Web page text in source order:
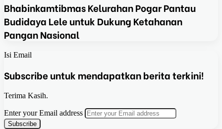
Bhabinkamtibmas Kelurahan Pogar Pantau
Budidaya Lele untuk Dukung Ketahanan
Pangan Nasional
Isi Email
Subscribe untuk mendapatkan berita terkini!
Terima Kasih.
Enter your Email address